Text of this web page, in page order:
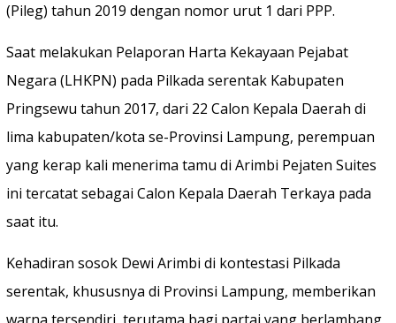
(Pileg) tahun 2019 dengan nomor urut 1 dari PPP.
Saat melakukan Pelaporan Harta Kekayaan Pejabat
Negara (LHKPN) pada Pilkada serentak Kabupaten
Pringsewu tahun 2017, dari 22 Calon Kepala Daerah di
lima kabupaten/kota se-Provinsi Lampung, perempuan
yang kerap kali menerima tamu di Arimbi Pejaten Suites
ini tercatat sebagai Calon Kepala Daerah Terkaya pada
saat itu.
Kehadiran sosok Dewi Arimbi di kontestasi Pilkada
serentak, khususnya di Provinsi Lampung, memberikan